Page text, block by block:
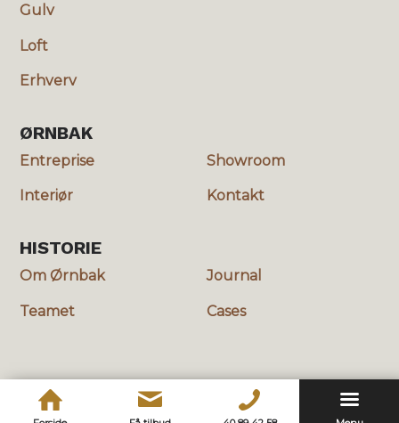
Gulv
Loft
Erhverv
ØRNBAK
Entreprise
Interiør
Showroom
Kontakt
HISTORIE
Om Ørnbak
Teamet
Journal
Cases